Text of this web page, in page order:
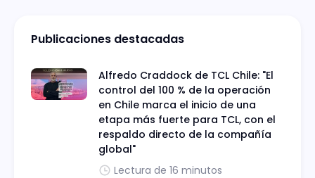
Publicaciones destacadas
Alfredo Craddock de TCL Chile: "El
control del 100 % de la operación
en Chile marca el inicio de una
etapa más fuerte para TCL, con el
respaldo directo de la compañía
global"
Lectura de 16 minutos